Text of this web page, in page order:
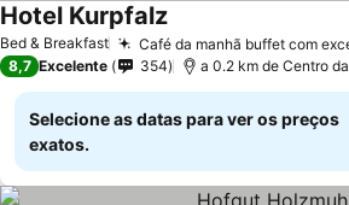
Bed & Breakfast Café da manhã buffet com
Hotel Kurpfalz
8,7 Excelente 354 a 0.2 km de Centro
Selecione as datas para ver os preços
exatos.